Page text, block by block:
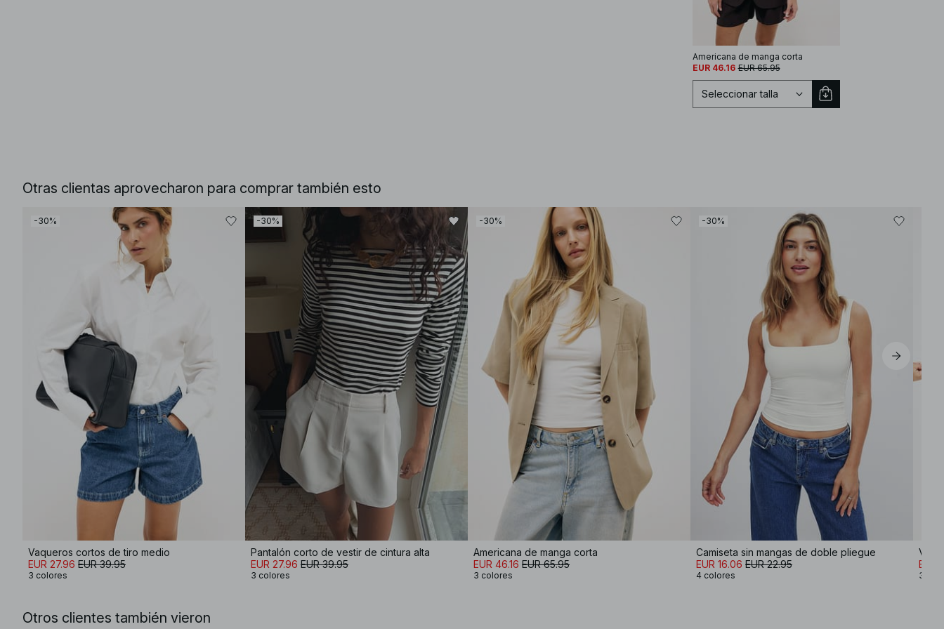
Americana de manga corta
EUR 46.16 EUR 65.95
EU 36
Seleccionar talla
Otras clientas aprovecharon para comprar también esto
-30%
Vaqueros cortos de tiro medio
EUR 27.96 EUR 39.95
3 colores
-30%
Pantalón corto de vestir de cintura alta
EUR 27.96 EUR 39.95
3 colores
-30%
Americana de manga corta
EUR 46.16 EUR 65.95
3 colores
-30%
Camiseta sin mangas de doble pliegue
EUR 16.06 EUR 22.95
4 colores
EUR
3
Otros clientes también vieron